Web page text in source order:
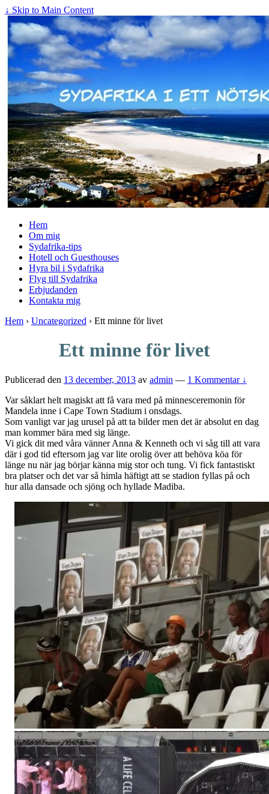
↓ Skip to Main Content
Hem
Om mig
Sydafrika-tips
Hotell och Guesthouses
Hyra bil i Sydafrika
Flyg till Sydafrika
Erbjudanden
Kontakta mig
Hem › Uncategorized › Ett minne för livet
Ett minne för livet
Publicerad den 13 december, 2013 av admin — 1 Kommentar ↓
Var såklart helt magiskt att få vara med på minnesceremonin för
Mandela inne i Cape Town Stadium i onsdags.
Som vanligt var jag urusel på att ta bilder men det är absolut en dag
man kommer bära med sig länge.
Vi gick dit med våra vänner Anna & Kenneth och vi såg till att vara
där i god tid eftersom jag var lite orolig över att behöva köa för
länge nu när jag börjar känna mig stor och tung. Vi fick fantastiskt
bra platser och det var så himla häftigt att se stadion fyllas på och
hur alla dansade och sjöng och hyllade Madiba.